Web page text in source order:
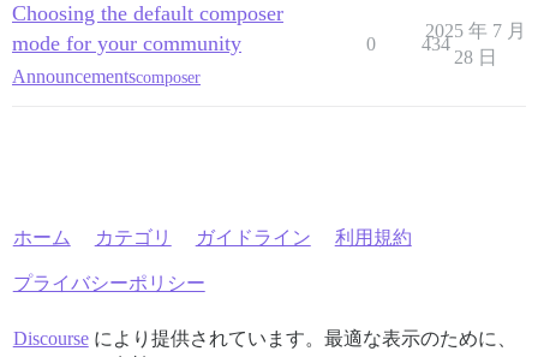
Choosing the default composer
mode for your community
Announcementscomposer
0 434
2025 年 7 月
28 日
ホーム カテゴリ ガイドライン 利用規約
プライバシーポリシー
Discourseにより提供されています。最適な表示のために、